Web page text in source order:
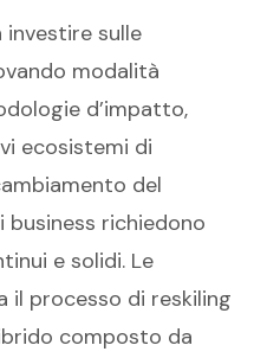
sulle
modalità
d’impatto,
ecosistemi di
del
richiedono
e solidi. Le
il processo di reskiling
composto da